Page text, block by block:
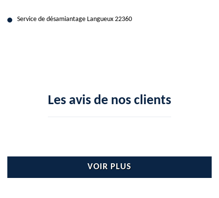
Service de désamiantage Langueux 22360
Les avis de nos clients
VOIR PLUS